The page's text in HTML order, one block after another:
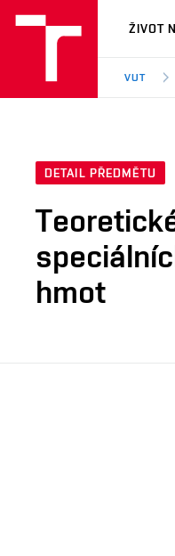
VUT
ŽIVOT
VUT
DETAIL PŘEDMĚTU
hmot